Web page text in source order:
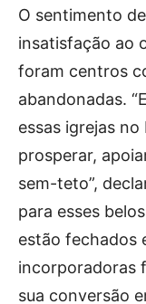
O sentimento
insatisfação ao
foram centros
abandonadas.
essas igrejas
prosperar,
sem-teto”,
para esses
estão fechados
incorporadoras
sua conversão